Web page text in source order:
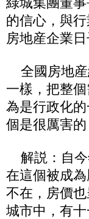
的信心，與
房地産企業日
全國房地産
一樣，把整
為是行政化
個是很厲害的
解説：自今
在這個被成
不在，房價
城市中，有